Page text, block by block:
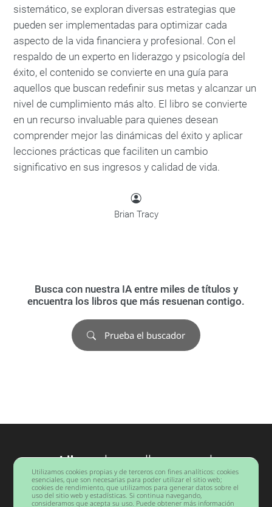
sistemático, se exploran diversas estrategias que
pueden ser implementadas para optimizar cada
aspecto de la vida financiera y profesional. Con el
respaldo de un experto en liderazgo y psicología del
éxito, el contenido se convierte en una guía para
aquellos que buscan redefinir sus metas y alcanzar un
nivel de cumplimiento más alto. El libro se convierte
en un recurso invaluable para quienes desean
comprender mejor las dinámicas del éxito y aplicar
lecciones prácticas que faciliten un cambio
significativo en sus ingresos y calidad de vida.
Brian Tracy
Busca con nuestra IA entre miles de títulos y
encuentra los libros que más resuenan contigo.
Prueba el buscador
Librosdesarrollo personal
Barcelona
Utilizamos cookies propias y de terceros con fines analíticos: cookies
esenciales, que son necesarias para poder utilizar el sitio web;
cookies de rendimiento, que utilizamos para generar datos sobre el
uso del sitio web y estadísticas. Si continua navegando,
consideramos que acepta su uso. Puede obtener más información